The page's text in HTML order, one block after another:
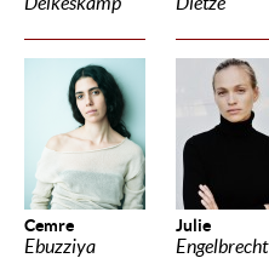
Cemre
Ebuzziya
Julie
Engelbrecht